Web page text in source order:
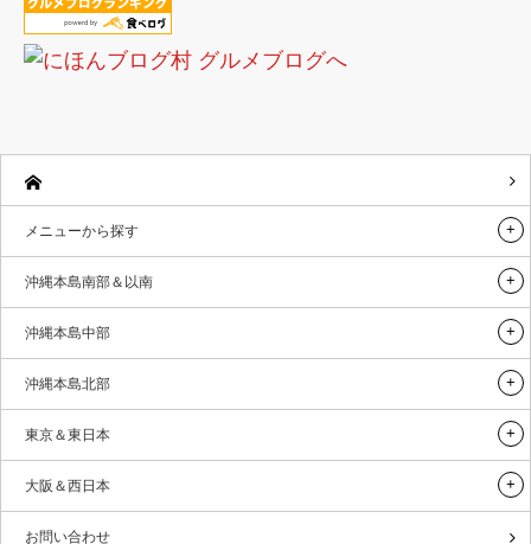
メニューから探す
沖縄本島南部＆以南
沖縄本島中部
沖縄本島北部
東京＆東日本
大阪＆西日本
お問い合わせ